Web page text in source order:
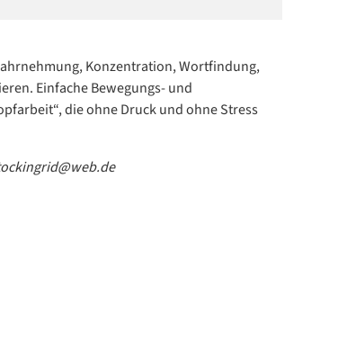
Konzentration, Wortfindung,
Einfache Bewegungs- und
die ohne Druck und ohne Stress